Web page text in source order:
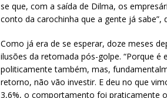
se que, com a saída de Dilma, os
conto da carochinha que a gente já sabe”,
Como já era de se esperar, doze meses
ilusões da retomada pós-golpe. “Porque
politicamente também, mas,
retorno, não vão investir. E deu no que
3,6%, o comportamento foi praticamente